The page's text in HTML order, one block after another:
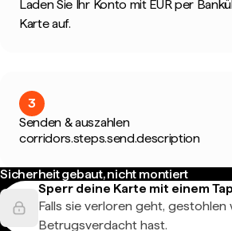
Laden Sie Ihr Konto mit EUR per
Karte auf.
3
Senden & auszahlen
corridors.steps.send.description
Sicherheit gebaut, nicht montiert
Sperr deine Karte mit einem Tap
Falls sie verloren geht,
Betrugsverdacht hast.